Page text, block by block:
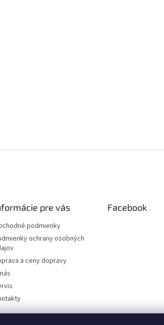
pre vás
podmienky
ochrany osobných
a ceny dopravy
Facebook